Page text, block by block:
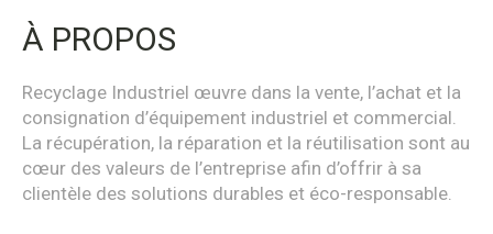
À PROPOS
Recyclage Industriel œuvre dans la vente, l’achat et la
consignation d’équipement industriel et commercial.
La récupération, la réparation et la réutilisation sont au
cœur des valeurs de l’entreprise afin d’offrir à sa
clientèle des solutions durables et éco-responsable.